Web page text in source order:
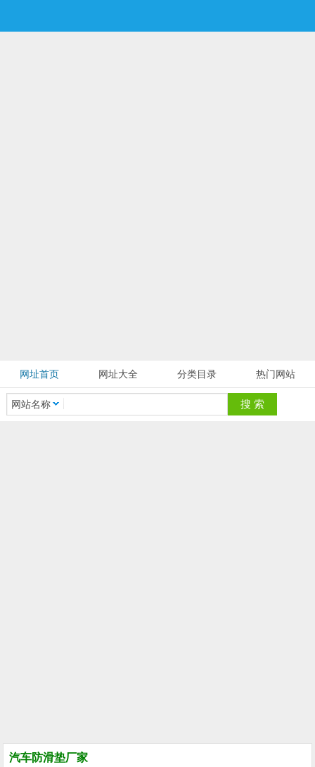
网址首页 网址大全 分类目录 热门网站
网站名称
汽车防滑垫厂家